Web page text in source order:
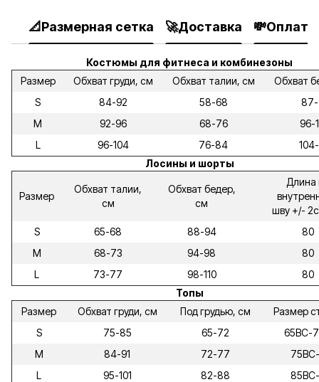
📐Размерная сетка 🚀Доставка 💸Оплата
Костюмы для фитнеса и комбинезоны
Размер
Обхват груди, см Обхват талии, см
Обхват
S
84-92 58-68
M
92-96 68-76
96-
L
96-104 76-84
Лосины и шорты
Размер
Обхват талии,
см
Обхват бедер,
см
Длина
шву +/-
S
65-68 88-94
80
M
68-73 94-98
80
L
73-77 98-110
80
Топы
Размер
Обхват груди, см Под грудью, см
Размер
S
75-85 65-72
65ВС-
M
84-91 72-77
L
95-101 82-88